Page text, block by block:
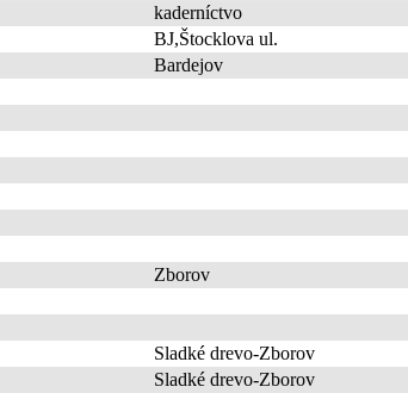
kaderníctvo
BJ,Štocklova ul.
Bardejov
Zborov
Sladké drevo-Zborov
Sladké drevo-Zborov